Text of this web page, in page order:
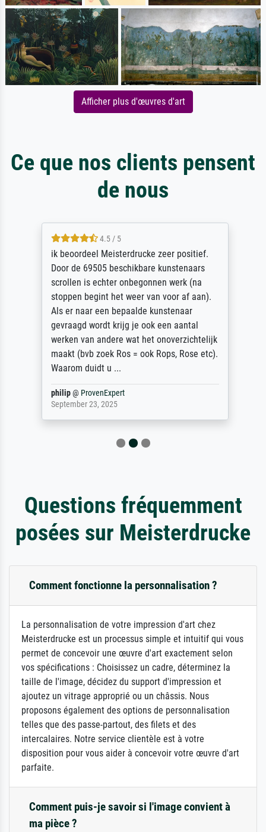
Afficher plus d'œuvres d'art
Ce que nos clients pensent
de nous
4.5 / 5
ik beoordeel Meisterdrucke zeer positief.
Door de 69505 beschikbare kunstenaars
scrollen is echter onbegonnen werk (na
stoppen begint het weer van voor af aan).
Als er naar een bepaalde kunstenaar
gevraagd wordt krijg je ook een aantal
werken van andere wat het onoverzichtelijk
maakt (bvb zoek Ros = ook Rops, Rose etc).
Waarom duidt u ...
philip@ ProvenExpert
September 23, 2025
Questions fréquemment
posées sur Meisterdrucke
Comment fonctionne la personnalisation ?
La personnalisation de votre impression d'art chez
Meisterdrucke est un processus simple et intuitif qui vous
permet de concevoir une œuvre d'art exactement selon
vos spécifications : Choisissez un cadre, déterminez la
taille de l'image, décidez du support d'impression et
ajoutez un vitrage approprié ou un châssis. Nous
proposons également des options de personnalisation
telles que des passe-partout, des filets et des
intercalaires. Notre service clientèle est à votre
disposition pour vous aider à concevoir votre œuvre d'art
parfaite.
Comment puis-je savoir si l'image convient à
ma pièce ?